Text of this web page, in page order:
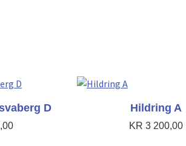
D Hildring A
KR 3 200,00